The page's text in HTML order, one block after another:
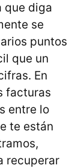
que diga
se
puntos
que un
En
facturas
entre lo
te están
recuperar